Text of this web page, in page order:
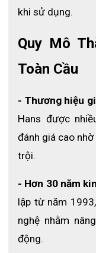
2. Đặc điểm
ZB-213
2.1 Chất liệu
Giày được sản
KPU nên có độ
chịu nhiều loại
hỏng trong thời
khi sử dụng.
Quy Mô
Toàn Cầu
- Thương hiệu
Hans được
đánh giá cao
trội.
- Hơn 30 năm
lập từ năm
nghệ nhằm
động.